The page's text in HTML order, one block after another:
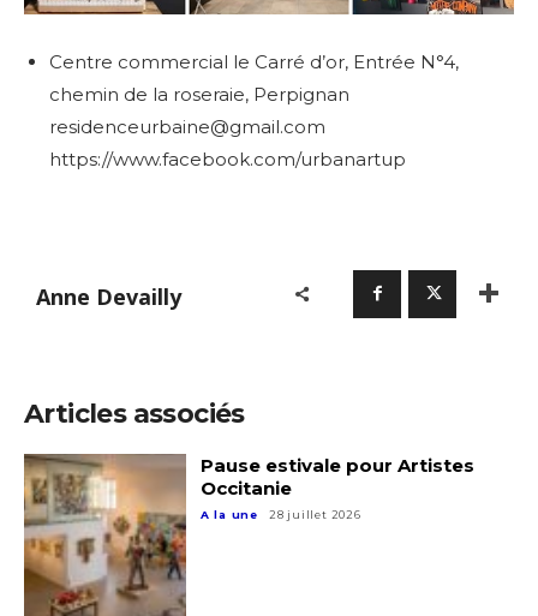
Centre commercial le Carré d’or, Entrée N°4,
chemin de la roseraie, Perpignan
residenceurbaine@gmail.com
https://www.facebook.com/urbanartup
Anne Devailly
Articles associés
Pause estivale pour Artistes
Occitanie
A la une 28 juillet 2026